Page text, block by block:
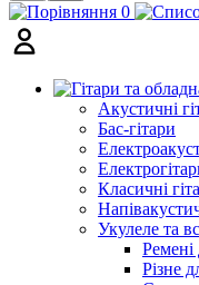
0
Акустичні
Бас-гітари
Класичні
Укулеле та
Ремені
Різне